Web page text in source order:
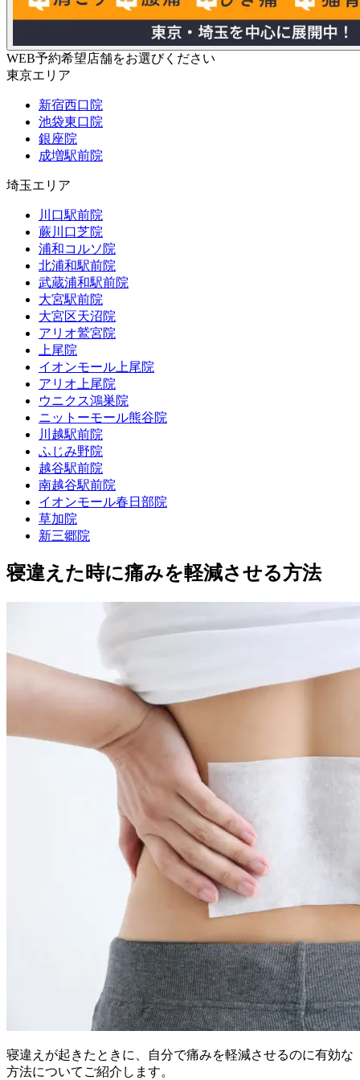
WEB予約希望店舗をお選びください
東京エリア
新宿西口院
池袋東口院
銀座院
成増駅前院
埼玉エリア
川口駅前院
蕨川口芝院
浦和コルソ院
北浦和駅前院
武蔵浦和駅前院
大宮駅前院
大宮区天沼院
アリオ鷲宮院
上尾院
イオンモール上尾院
アリオ上尾院
ウニクス鴻巣院
ニットーモール熊谷院
川越駅前院
ふじみ野院
越谷駅前院
南越谷駅前院
イオンモール春日部院
草加院
新三郷院
寝違えた時に痛みを軽減させる方法
寝違えが起きたときに、自分で痛みを軽減させるのに有効な
方法についてご紹介します。